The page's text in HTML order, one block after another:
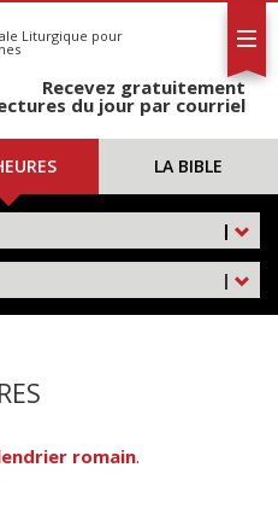
Liturgique pour
Recevez gratuitement
du jour par courriel
LA BIBLE
|
|
romain.